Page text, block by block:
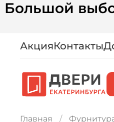
Большой
АкцияКонтакты
Главная